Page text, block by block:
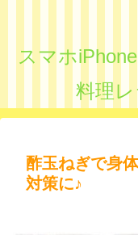
スマホ
料理レ
酢玉ねぎで身
対策に♪